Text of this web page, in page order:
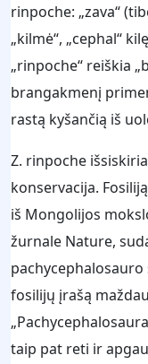
rinpoche: „zava“
„kilmė“, „cephal“
„rinpoche“ reiškia
brangakmenį
rastą kyšančią iš
Z. rinpoche
konservacija.
iš Mongolijos
žurnale Nature,
fosilijų įrašą
taip pat reti ir